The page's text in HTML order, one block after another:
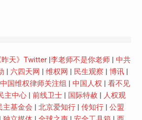
昨天》Twitter| 李老师不是你老师| 中共
六四天网 维权网 民生观察 博讯|
中国维权律师关注组 中国人权
看不见
主中心| 前线卫士| 国际特赦
人权观
主基金会 北京爱知行| 传知行| 公盟